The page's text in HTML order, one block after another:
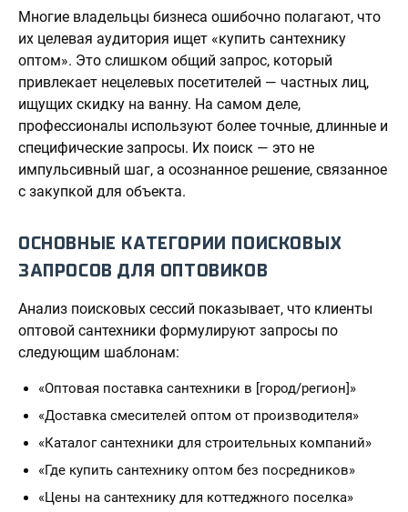
Многие владельцы бизнеса ошибочно полагают, что
их целевая аудитория ищет «купить сантехнику
оптом». Это слишком общий запрос, который
привлекает нецелевых посетителей — частных лиц,
ищущих скидку на ванну. На самом деле,
профессионалы используют более точные, длинные и
специфические запросы. Их поиск — это не
импульсивный шаг, а осознанное решение, связанное
с закупкой для объекта.
ОСНОВНЫЕ КАТЕГОРИИ ПОИСКОВЫХ
ЗАПРОСОВ ДЛЯ ОПТОВИКОВ
Анализ поисковых сессий показывает, что клиенты
оптовой сантехники формулируют запросы по
следующим шаблонам:
«Оптовая поставка сантехники в [город/регион]»
«Доставка смесителей оптом от производителя»
«Каталог сантехники для строительных компаний»
«Где купить сантехнику оптом без посредников»
«Цены на сантехнику для коттеджного поселка»